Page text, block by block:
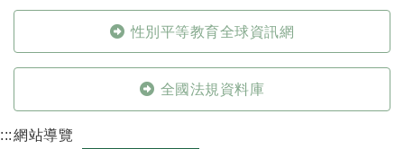
性別平等教育全球資訊網
全國法規資料庫
:::網站導覽